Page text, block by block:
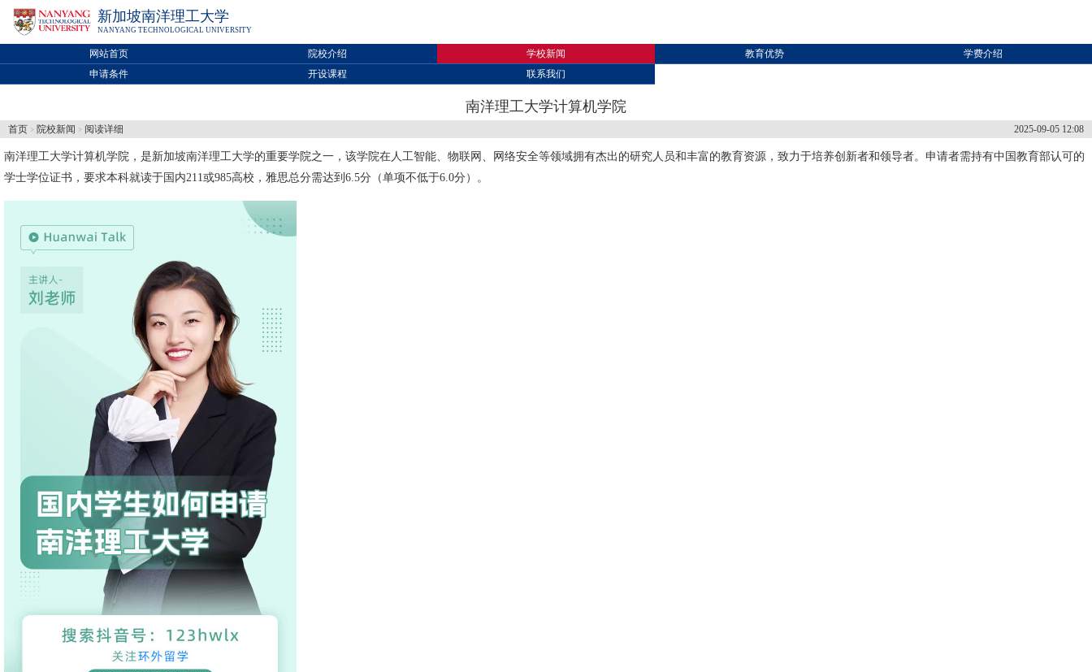
新加坡南洋理工大学
NANYANG TECHNOLOGICAL UNIVERSITY
网站首页 院校介绍 学校新闻 教育优势
学费介绍
申请条件
开设课程 联系我们
南洋理工大学计算机学院
2025-09-05 12:08
首页 > 院校新闻 > 阅读详细
南洋理工大学计算机学院，是新加坡南洋理工大学的重要学院之一，该学院在人工智能、物联网、网络安全等领域拥有杰出的研究人员和丰富的教育资源，致力于培养创新者和领导者。申请者需持有中国教育部认可的
学士学位证书，要求本科就读于国内211或985高校，雅思总分需达到6.5分（单项不低于6.0分）。